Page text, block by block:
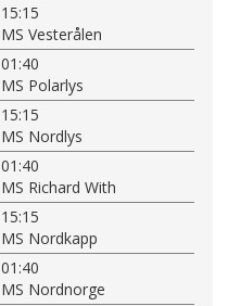
15:15
MS Vesterålen
01:40
MS Polarlys
15:15
MS Nordlys
01:40
MS Richard With
15:15
MS Nordkapp
01:40
MS Nordnorge